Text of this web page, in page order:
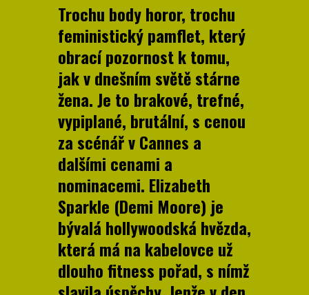
Trochu body horor, trochu
feministický pamflet, který
obrací pozornost k tomu,
jak v dnešním světě stárne
žena. Je to brakové, trefné,
vypiplané, brutální, s cenou
za scénář v Cannes a
dalšími cenami a
nominacemi. Elizabeth
Sparkle (Demi Moore) je
bývalá hollywoodská hvězda,
která má na kabelovce už
dlouho fitness pořad, s nímž